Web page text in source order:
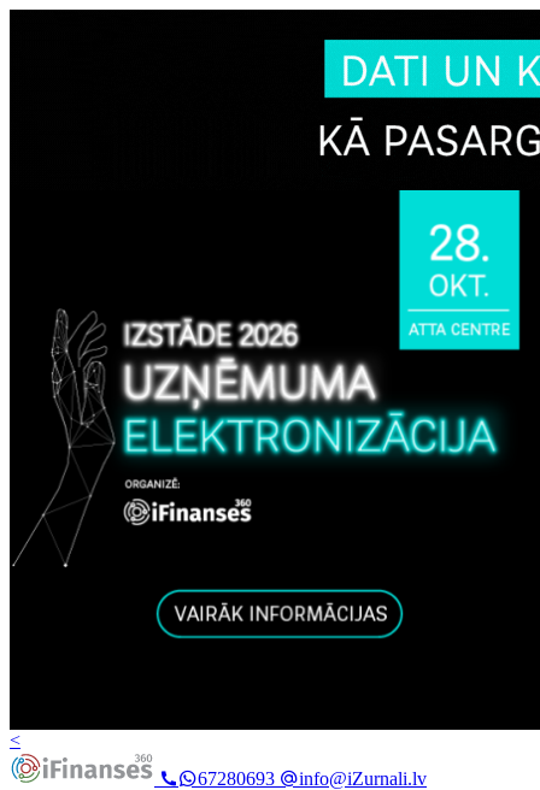
<
67280693
info@iZurnali.lv